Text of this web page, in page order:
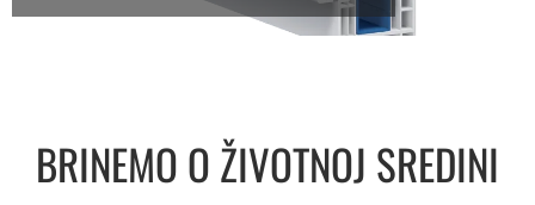
BRINEMO O ŽIVOTNOJ SREDINI